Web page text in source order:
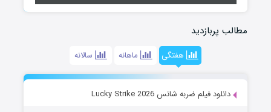
مطالب پربازدید
هفتگی ماهانه سالانه
دانلود فیلم ضربه شانس Lucky Strike 2026